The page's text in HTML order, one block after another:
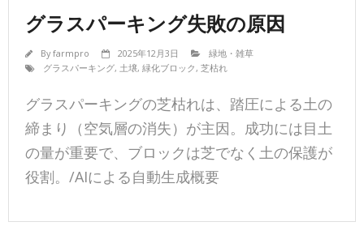
グラスパーキング失敗の原因
Byfarmpro 2025年12月3日
緑地・雑草
グラスパーキング, 土壌, 緑化ブロック , 芝枯れ
グラスパーキングの芝枯れは、踏圧による土の
締まり（空気層の消失）が主因。成功には目土
の量が重要で、ブロックは芝でなく土の保護が
役割。/AIによる自動生成概要